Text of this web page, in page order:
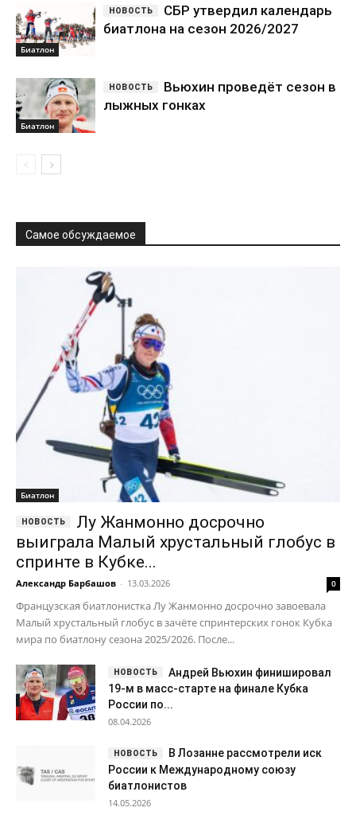
Биатлон
СБР утвердил календарь
биатлона на сезон 2026/2027
Биатлон
Вьюхин проведёт сезон в
лыжных гонках
Самое обсуждаемое
Биатлон
Лу Жанмонно досрочно
выиграла Малый хрустальный глобус в
спринте в Кубке...
Александр Барбашов - 13.03.2026 0
Французская биатлонистка Лу Жанмонно досрочно завоевала
Малый хрустальный глобус в зачёте спринтерских гонок Кубка
мира по биатлону сезона 2025/2026. После...
Андрей Вьюхин финишировал
19-м в масс-старте на финале Кубка
России по...
08.04.2026
В Лозанне рассмотрели иск
России к Международному союзу
биатлонистов
14.05.2026